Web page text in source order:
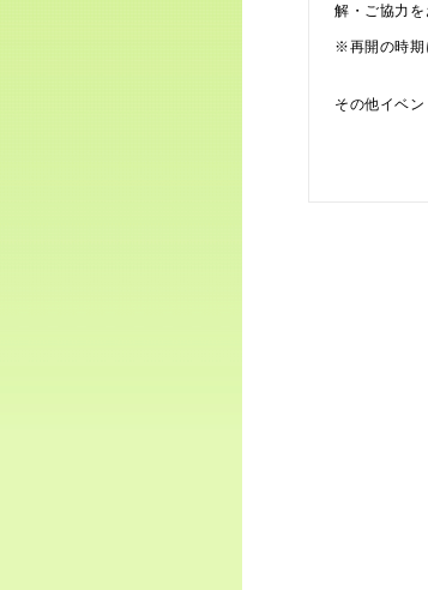
解・ご協力を
※再開の時期
その他イベ